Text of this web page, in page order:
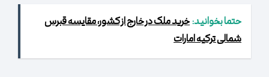
حتما بخوانید:خرید ملک در خارج از کشور، مقایسه قبرس
شمالی ترکیه امارات